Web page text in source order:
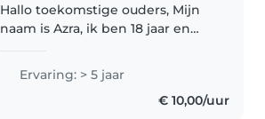
Hallo toekomstige ouders, Mijn
naam is Azra, ik ben 18 jaar en
Gespecialiseerd Pedagogisch
Medewerker niveau 4 bij Summa
Zorg & Welzijn. Naast school en
Ervaring: > 5 jaar
€ 10,00/uur